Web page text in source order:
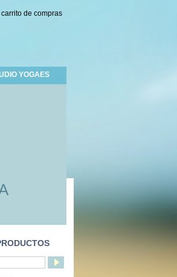
carrito de compras
YOGAES